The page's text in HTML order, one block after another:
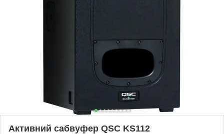
Активний сабвуфер QSC KS112